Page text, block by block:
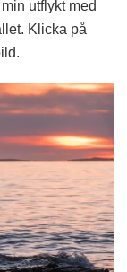
utflykt med
Klicka på